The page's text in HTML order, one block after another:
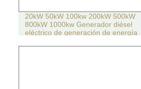
20kW 50kW 100kw 200kW 500kW
800kW 1000kw Generador diésel
eléctrico de generación de energía
doméstica Grupo electrógeno